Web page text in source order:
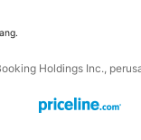
Holdings Inc.,